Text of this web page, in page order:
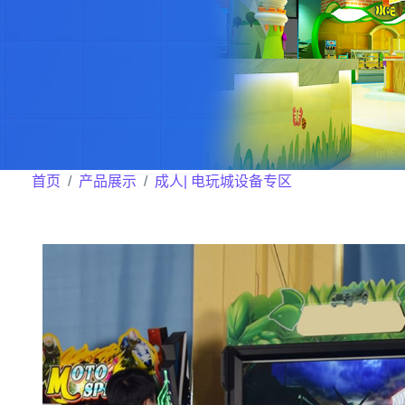
首页 产品展示 成人| 电玩城设备专区